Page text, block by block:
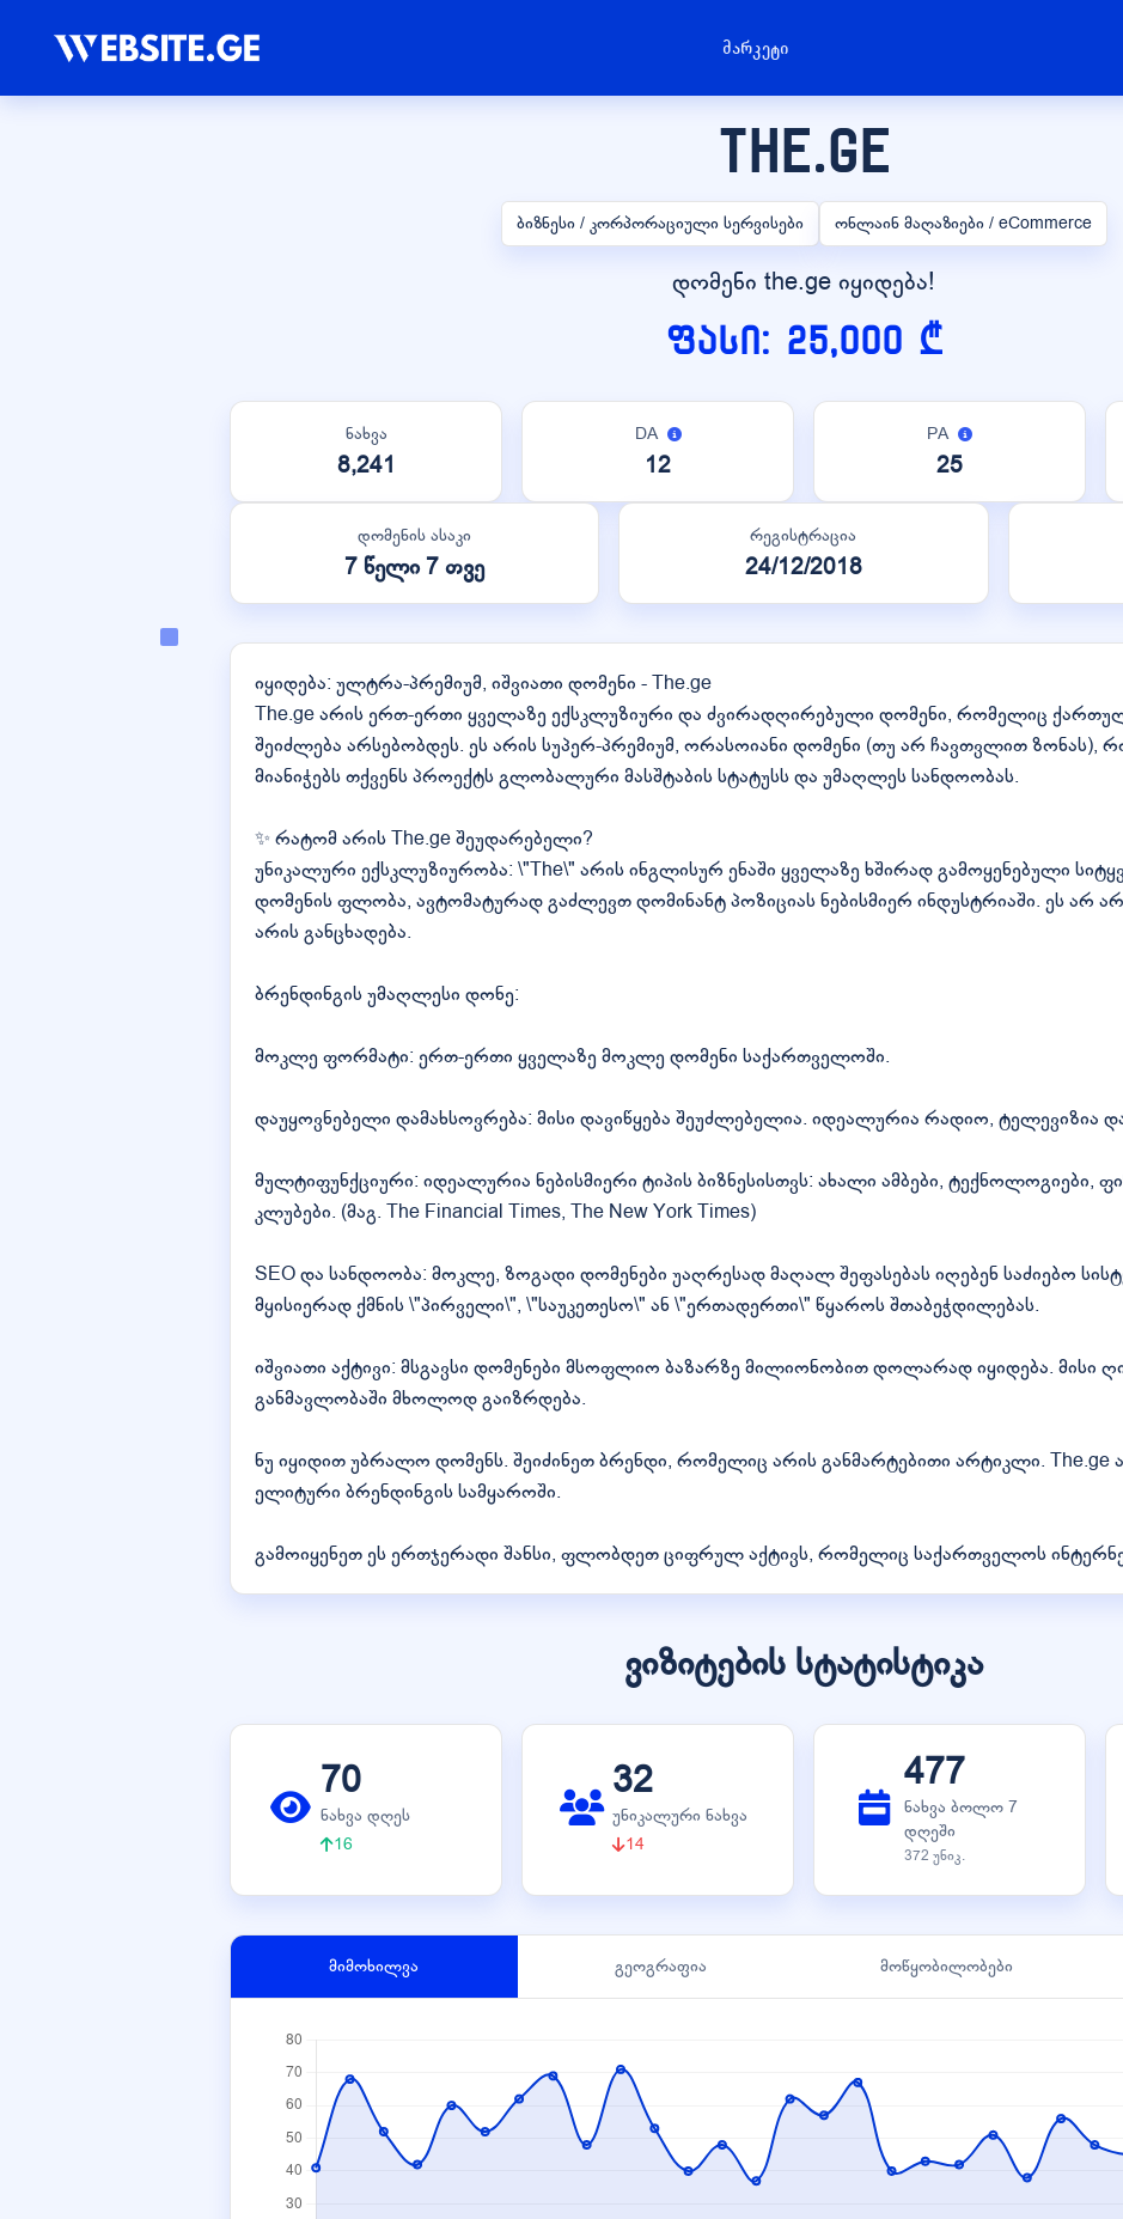
მარკეტი
the.ge
ბიზნესი / კორპორაციული სერვისები ონლაინ მაღაზიები / eCommerce
დომენი the.ge იყიდება!
ფასი: 25,000 ₾
ნახვა
8,241
DA
12
PA
25
დომენის ასაკი
7 წელი 7 თვე
რეგისტრაცია
24/12/2018
იყიდება: ულტრა-პრემიუმ, იშვიათი დომენი - The.ge
The.ge არის ერთ-ერთი ყველაზე ექსკლუზიური და ძვირადღირებული დომენი, რომელიც
შეიძლება არსებობდეს. ეს არის სუპერ-პრემიუმ, ორასოიანი დომენი (თუ არ ჩავთვლით ზონას),
მიანიჭებს თქვენს პროექტს გლობალური მასშტაბის სტატუსს და უმაღლეს სანდოობას.
✨ რატომ არის The.ge შეუდარებელი?
უნიკალური ექსკლუზიურობა: \"The\" არის ინგლისურ ენაში ყველაზე ხშირად გამოყენებული
დომენის ფლობა, ავტომატურად გაძლევთ დომინანტ პოზიციას ნებისმიერ ინდუსტრიაში. ეს არ
არის განცხადება.
ბრენდინგის უმაღლესი დონე:
მოკლე ფორმატი: ერთ-ერთი ყველაზე მოკლე დომენი საქართველოში.
დაუყოვნებელი დამახსოვრება: მისი დავიწყება შეუძლებელია. იდეალურია რადიო, ტელევიზია
მულტიფუნქციური: იდეალურია ნებისმიერი ტიპის ბიზნესისთვს: ახალი ამბები, ტექნოლოგიები,
კლუბები. (მაგ. The Financial Times, The New York Times)
SEO და სანდოობა: მოკლე, ზოგადი დომენები უაღრესად მაღალ შეფასებას იღებენ საძიებო
მყისიერად ქმნის \"პირველი\", \"საუკეთესო\" ან \"ერთადერთი\" წყაროს შთაბეჭდილებას.
იშვიათი აქტივი: მსგავსი დომენები მსოფლიო ბაზარზე მილიონობით დოლარად იყიდება. მისი
განმავლობაში მხოლოდ გაიზრდება.
ნუ იყიდით უბრალო დომენს. შეიძინეთ ბრენდი, რომელიც არის განმარტებითი არტიკლი. The.ge
ელიტური ბრენდინგის სამყაროში.
გამოიყენეთ ეს ერთჯერადი შანსი, ფლობდეთ ციფრულ აქტივს, რომელიც საქართველოს
ვიზიტების სტატისტიკა
70
ნახვა დღეს
16
32
უნიკალური ნახვა
14
477
ნახვა ბოლო 7
დღეში
372 უნიკ.
მიმოხილვა გეოგრაფია მოწყობილობები